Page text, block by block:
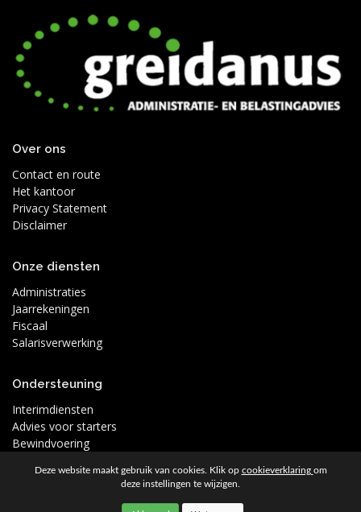
Deze website maakt gebruik van cookies. Klik op cookieverklaring om
deze instellingen te wijzigen.
Over ons
Contact en route
Het kantoor
Privacy Statement
Disclaimer
Onze diensten
Administraties
Jaarrekeningen
Fiscaal
Salarisverwerking
Ondersteuning
Interimdiensten
Advies voor starters
Bewindvoering